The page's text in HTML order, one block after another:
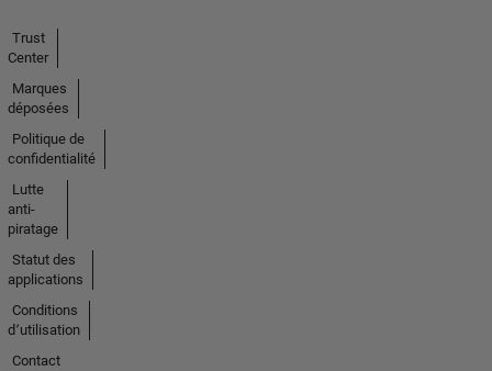
Trust
Center
Marques
déposées
Politique de
confidentialité
Lutte
anti-
piratage
Statut des
applications
Conditions
d՚utilisation
Contact